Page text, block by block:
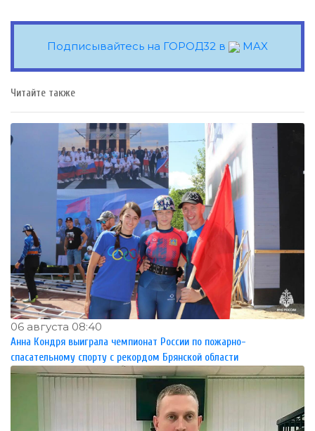
Подписывайтесь на ГОРОД32 в MAX
Читайте также
06 августа 08:40
Анна Кондря выиграла чемпионат России по пожарно-
спасательному спорту с рекордом Брянской области